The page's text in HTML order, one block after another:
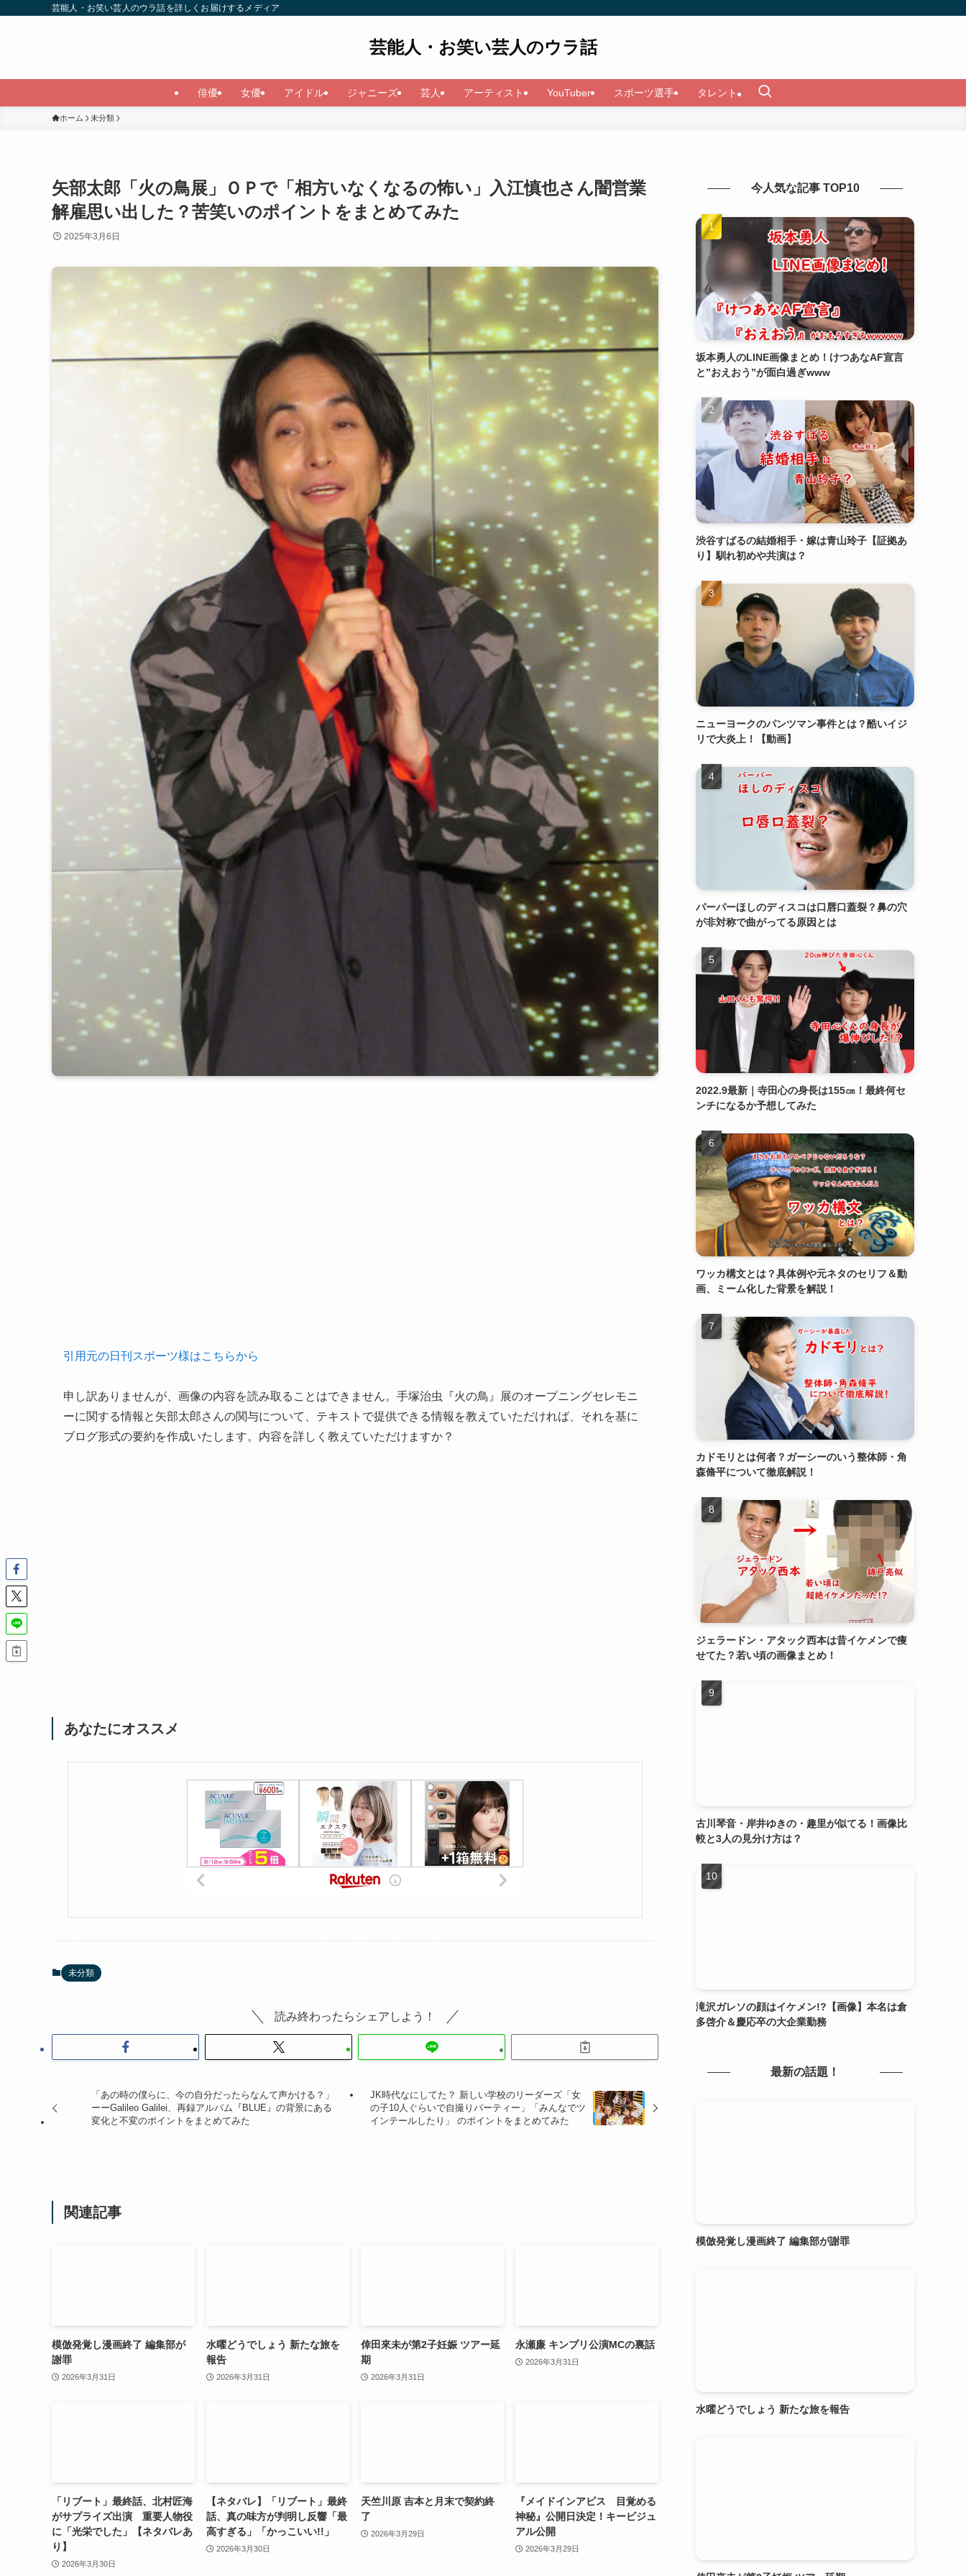
芸能人・お笑い芸人のウラ話を詳しくお届けするメディア
芸能人・お笑い芸人のウラ話
俳優 女優 アイドル ジャニーズ 芸人 アーティスト YouTuber スポーツ選手 タレント
ホーム 未分類
矢部太郎「火の鳥展」ＯＰで「相方いなくなるの怖い」入江慎也さん闇営業
解雇思い出した？苦笑いのポイントをまとめてみた
2025年3月6日
引用元の日刊スポーツ様はこちらから
申し訳ありませんが、画像の内容を読み取ることはできません。手塚治虫『火の鳥』展のオープニングセレモニ
ーに関する情報と矢部太郎さんの関与について、テキストで提供できる情報を教えていただければ、それを基に
ブログ形式の要約を作成いたします。内容を詳しく教えていただけますか？
あなたにオススメ
未分類
読み終わったらシェアしよう！
「あの時の僕らに、今の自分だったらなんて声かける？」
ーーGalileo Galilei、再録アルバム『BLUE』の背景にある
変化と不変のポイントをまとめてみた
JK時代なにしてた？ 新しい学校のリーダーズ「女
の子10人ぐらいで自撮りパーティー」「みんなでツ
インテールしたり」 のポイントをまとめてみた
関連記事
模倣発覚し漫画終了 編集部が
謝罪
2026年3月31日
水曜どうでしょう 新たな旅を
報告
2026年3月31日
倖田來未が第2子妊娠 ツアー延
期
2026年3月31日
永瀬廉 キンプリ公演MCの裏話
2026年3月31日
「リブート」最終話、北村匠海
がサプライズ出演 重要人物役
に「光栄でした」【ネタバレあ
り】
2026年3月30日
【ネタバレ】「リブート」最終
話、真の味方が判明し反響「最
高すぎる」「かっこいい!!」
2026年3月30日
天竺川原 吉本と月末で契約終
了
2026年3月29日
『メイドインアビス 目覚める
神秘』公開日決定！キービジュ
アル公開
2026年3月29日
今人気な記事 TOP10
坂本勇人のLINE画像まとめ！けつあなAF宣言
と”おえおう”が面白過ぎwww
渋谷すばるの結婚相手・嫁は青山玲子【証拠あ
り】馴れ初めや共演は？
ニューヨークのパンツマン事件とは？酷いイジ
リで大炎上！【動画】
パーパーほしのディスコは口唇口蓋裂？鼻の穴
が非対称で曲がってる原因とは
2022.9最新｜寺田心の身長は155㎝！最終何セ
ンチになるか予想してみた
ワッカ構文とは？具体例や元ネタのセリフ＆動
画、ミーム化した背景を解説！
カドモリとは何者？ガーシーのいう整体師・角
森脩平について徹底解説！
ジェラードン・アタック西本は昔イケメンで痩
せてた？若い頃の画像まとめ！
古川琴音・岸井ゆきの・趣里が似てる！画像比
較と3人の見分け方は？
滝沢ガレソの顔はイケメン!?【画像】本名は倉
多啓介＆慶応卒の大企業勤務
最新の話題！
模倣発覚し漫画終了 編集部が謝罪
水曜どうでしょう 新たな旅を報告